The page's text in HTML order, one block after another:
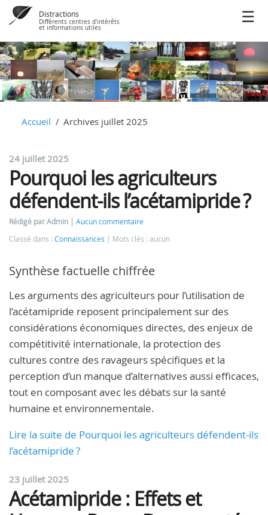
Distractions
Différents centres d'intérêts
et informations utiles
Accueil Archives juillet 2025
24 juillet 2025
Pourquoi les agriculteurs
défendent-ils l’acétamipride ?
Rédigé par Admin
Aucun commentaire
Classé dans : Connaissances Mots clés : aucun
Synthèse factuelle chiffrée
Les arguments des agriculteurs pour l’utilisation de
l’acétamipride reposent principalement sur des
considérations économiques directes, des enjeux de
compétitivité internationale, la protection des
cultures contre des ravageurs spécifiques et la
perception d’un manque d’alternatives aussi efficaces,
tout en composant avec les débats sur la santé
humaine et environnementale.
Lire la suite de Pourquoi les agriculteurs défendent-ils
l’acétamipride ?
23 juillet 2025
Acétamipride : Effets et